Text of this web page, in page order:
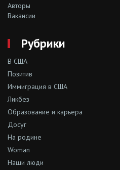
Авторы
Вакансии
Рубрики
В США
Позитив
Иммиграция в США
Ликбез
Образование и карьера
Досуг
На родине
Woman
Наши люди